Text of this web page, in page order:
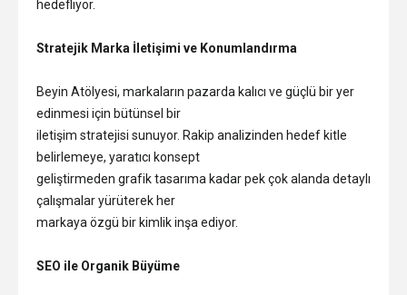
hedefliyor.
Stratejik Marka İletişimi ve Konumlandırma
Beyin Atölyesi, markaların pazarda kalıcı ve güçlü bir yer
edinmesi için bütünsel bir
iletişim stratejisi sunuyor. Rakip analizinden hedef kitle
belirlemeye, yaratıcı konsept
geliştirmeden grafik tasarıma kadar pek çok alanda detaylı
çalışmalar yürüterek her
markaya özgü bir kimlik inşa ediyor.
SEO ile Organik Büyüme